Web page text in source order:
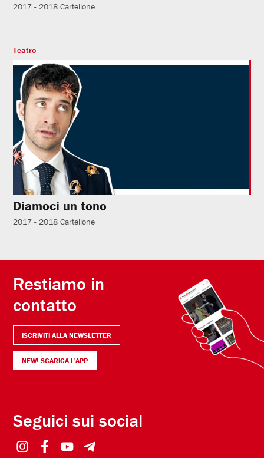
2017 - 2018 Cartellone
Teatro
Diamoci un tono
2017 - 2018 Cartellone
Restiamo in
contatto
ISCRIVITI ALLA NEWSLETTER
NEW! SCARICA L'APP
Seguici sui social